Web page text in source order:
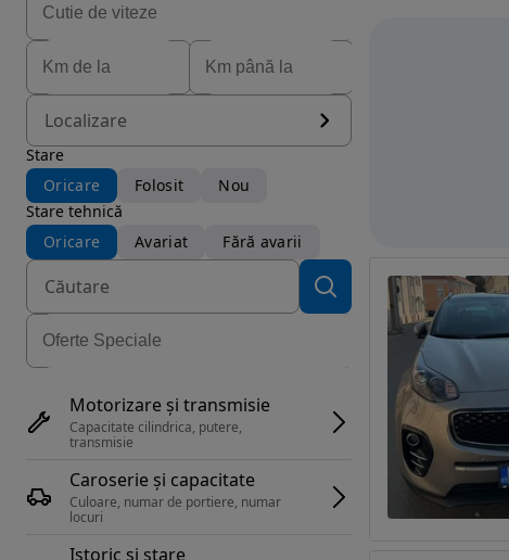
Localizare
Stare
Oricare
Folosit
Nou
Stare tehnică
Oricare
Avariat Fără avarii
Motorizare și transmisie
Capacitate cilindrica, putere,
transmisie
Caroserie și capacitate
Culoare, numar de portiere, numar
locuri
Istoric și stare